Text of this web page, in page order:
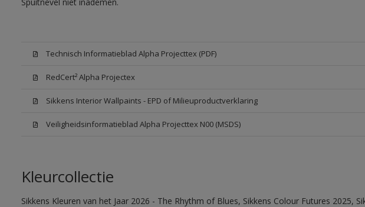
Technisch Informatieblad Alpha Projecttex (PDF)
RedCert² Alpha Projectex
Sikkens Interior Wallpaints - EPD of Milieuproductverklaring
Veiligheidsinformatieblad Alpha Projecttex N00 (MSDS)
Kleurcollectie
Sikkens Kleuren van het Jaar 2026 - The Rhythm of Blues, Sikkens Colour Futures 2025,